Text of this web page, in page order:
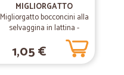
MIGLIORGATTO
Migliorgatto bocconcini alla
selvaggina in lattina -
1,05 €